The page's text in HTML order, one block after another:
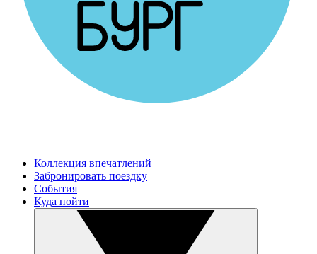
Коллекция впечатлений
Забронировать поездку
События
Куда пойти